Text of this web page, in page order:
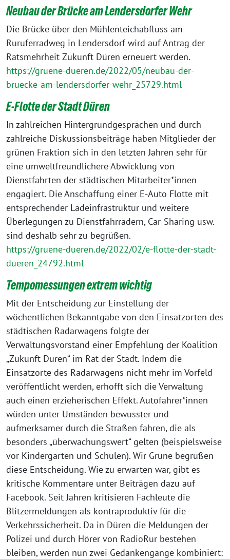
Neubau der Brücke am Lendersdorfer Wehr
Die Brücke über den Mühlenteichabfluss am
Ruruferradweg in Lendersdorf wird auf Antrag der
Ratsmehrheit Zukunft Düren erneuert werden.
https://gruene-dueren.de/2022/05/neubau-der-
bruecke-am-lendersdorfer-wehr_25729.html
E-Flotte der Stadt Düren
In zahlreichen Hintergrundgesprächen und durch
zahlreiche Diskussionsbeiträge haben Mitglieder der
grünen Fraktion sich in den letzten Jahren sehr für
eine umweltfreundlichere Abwicklung von
Dienstfahrten der städtischen Mitarbeiter*innen
engagiert. Die Anschaffung einer E-Auto Flotte mit
entsprechender Ladeinfrastruktur und weitere
Überlegungen zu Dienstfahrrädern, Car-Sharing usw.
sind deshalb sehr zu begrüßen.
https://gruene-dueren.de/2022/02/e-flotte-der-stadt-
dueren_24792.html
Tempomessungen extrem wichtig
Mit der Entscheidung zur Einstellung der
wöchentlichen Bekanntgabe von den Einsatzorten des
städtischen Radarwagens folgte der
Verwaltungsvorstand einer Empfehlung der Koalition
„Zukunft Düren“ im Rat der Stadt. Indem die
Einsatzorte des Radarwagens nicht mehr im Vorfeld
veröffentlicht werden, erhofft sich die Verwaltung
auch einen erzieherischen Effekt. Autofahrer*innen
würden unter Umständen bewusster und
aufmerksamer durch die Straßen fahren, die als
besonders „überwachungswert“ gelten (beispielsweise
vor Kindergärten und Schulen). Wir Grüne begrüßen
diese Entscheidung. Wie zu erwarten war, gibt es
kritische Kommentare unter Beiträgen dazu auf
Facebook. Seit Jahren kritisieren Fachleute die
Blitzermeldungen als kontraproduktiv für die
Verkehrssicherheit. Da in Düren die Meldungen der
Polizei und durch Hörer von RadioRur bestehen
bleiben, werden nun zwei Gedankengänge kombiniert: